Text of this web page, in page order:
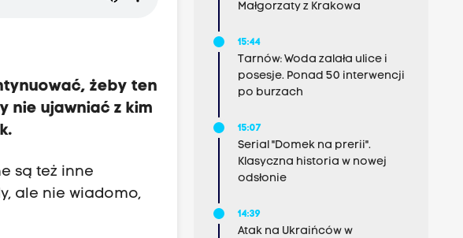
żeby ten
nie ujawniać z kim
są też inne
ale nie wiadomo,
Małgorzaty z Krakowa
15:44
Tarnów: Woda zalała ulice i
posesje. Ponad 50 interwencji
po burzach
15:07
Serial "Domek na prerii".
Klasyczna historia w nowej
odsłonie
14:39
Atak na Ukraińców w